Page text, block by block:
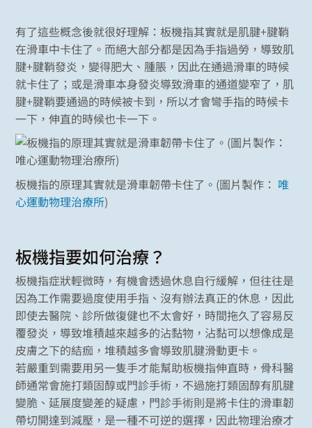
有了這些概念後就很好理解：板機指其實就是肌腱+腱鞘
在滑車中卡住了。而絕大部分都是因為手指過勞，導致肌
腱+腱鞘發炎，變得肥大、腫脹，因此在通過滑車的時候
就卡住了；或是滑車本身發炎導致滑車的通道變窄了，肌
腱+腱鞘要通過的時候被卡到，所以才會彎手指的時候卡
一下，伸直的時候也卡一下。
板機指的原理其實就是滑車韌帶卡住了。(圖片製作： 唯
心運動物理治療所)
板機指要如何治療？
板機指症狀輕微時，有機會透過休息自行緩解，但往往是
因為工作需要過度使用手指、沒有辦法真正的休息，因此
即使去醫院、診所做復健也不太會好，時間拖久了容易反
覆發炎，導致堆積越來越多的沾黏物，沾黏可以想像成是
皮膚之下的結痂，堆積越多會導致肌腱滑動更卡。
若嚴重到需要用另一隻手才能幫助板機指伸直時，骨科醫
師通常會施打類固醇或門診手術，不過施打類固醇有肌腱
變脆、延展度變差的疑慮，門診手術則是將卡住的滑車韌
帶切開達到減壓，是一種不可逆的選擇，因此物理治療才